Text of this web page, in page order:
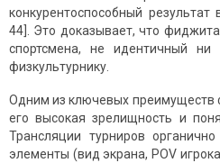
конкурентоспособный
44]. Это доказывает, что
спортсмена, не идентичный ни
физкультурнику.
Одним из ключевых преимуществ
его высокая зрелищность и
Трансляции турниров
элементы (вид экрана, POV